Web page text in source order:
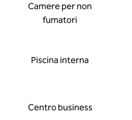
Camere per non
fumatori
Piscina interna
Centro business